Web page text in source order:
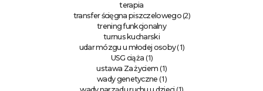
terapia
transfer ścięgna piszczelowego(2)
trening funkcjonalny
turnus kucharski
udar mózgu u młodej osoby(1)
USG ciąża (1)
ustawa Za życiem (1)
wady genetyczne (1)